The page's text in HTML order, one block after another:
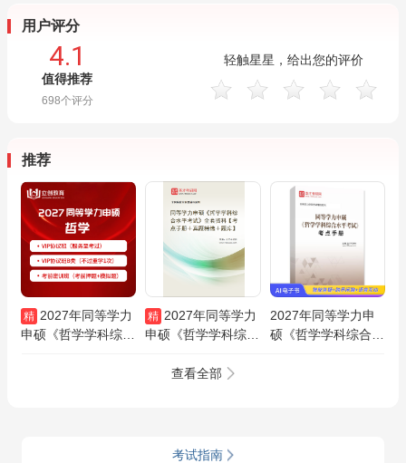
用户评分
4.1
值得推荐
698个评分
轻触星星，给出您的评价
推荐
精 2027年同等学力
申硕《哲学学科综合
精 2027年同等学力
申硕《哲学学科综合
【考点手册＋真题精
2027年同等学力申
硕《哲学学科综合水
查看全部
考试指南